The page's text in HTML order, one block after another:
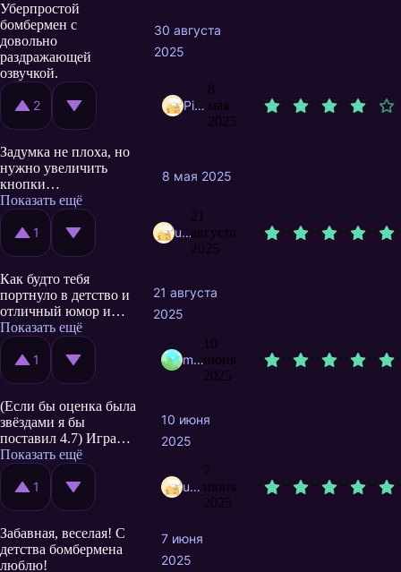
Уберпростой
бомбермен с
довольно
раздражающей
озвучкой.
30 августа
2025
2 Picabushnicu
8
мая
2025
Задумка не плоха, но
нужно увеличить
кнопки
передвижения. Если
лапка как у котёнка то
с таким тач падом
удобно. Но у меня
нажимаю на 2 кнопки
одним пальцем.
Проводник классный!
Показать ещё
8 мая 2025
1 user7519352
21
августа
2025
Как будто тебя
портнуло в детство и
отличный юмор и
отсылки, знаете ли))
Топчик. ребятам
огромный респект за
это приятно
Пы.Сы. музычку
скачал бы себе.
Показать ещё
21 августа
2025
1 megaLesha
10
июня
2025
(Если бы оценка была
звёздами я бы
поставил 4.7) Игра
хорошая но можно
добавить магазин на
уровне для улучшение
графики и в главной
обновления!
Показать ещё
10 июня
2025
1 user8418940
7
июня
2025
Забавная, веселая! С
детства бомбермена
люблю!
7 июня
2025